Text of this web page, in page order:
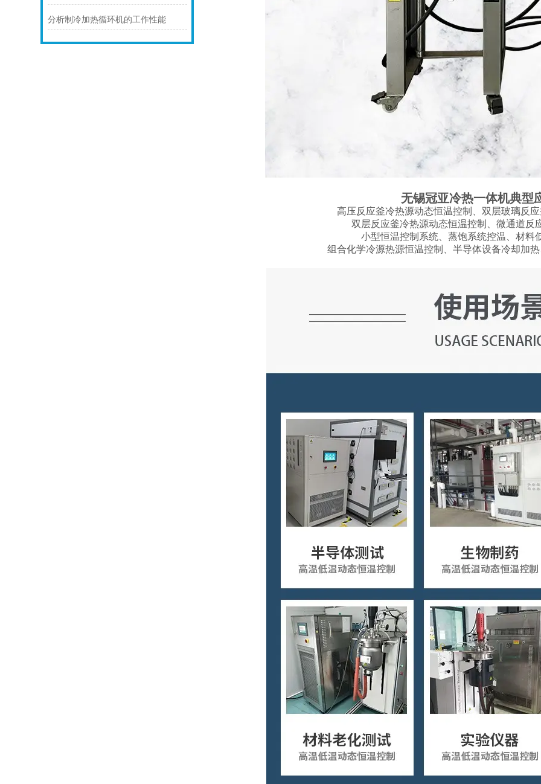
分析制冷加热循环机的工作性能
无锡冠亚冷热一体机典型
高压反应釜冷热源动态恒温控制、双层玻璃反
双层反应釜冷热源动态恒温控制、微通道反
小型恒温控制系统、蒸饱系统控温、材料
组合化学冷源热源恒温控制、半导体设备冷却加